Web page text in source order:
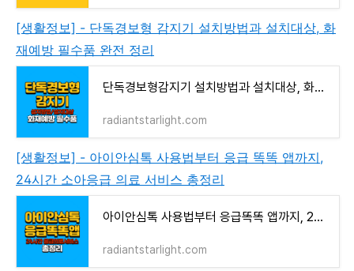
[생활정보] - 단독경보형 감지기 설치방법과 설치대상, 화
재예방 필수품 완전 정리
단독경보형감지기 설치방법과 설치대상, 화재예방 필수품 완전 정리
radiantstarlight.com
[생활정보] - 아이안심톡 사용법부터 응급 똑똑 앱까지,
24시간 소아응급 의료 서비스 총정리
아이안심톡 사용법부터 응급똑똑 앱까지, 24시간 소아응급 의료 서비스 총정리
radiantstarlight.com